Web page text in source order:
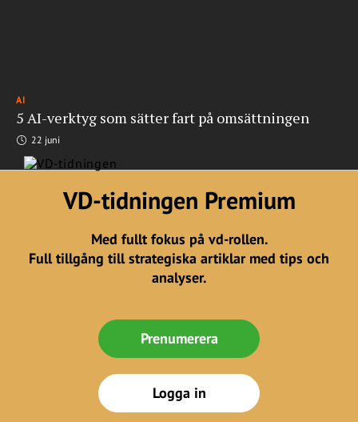
AI
5 AI-verktyg som sätter fart på omsättningen
22 juni
VD-tidningen Premium
Med fullt fokus på vd-rollen.
Full tillgång till strategiska artiklar med tips och
analyser.
Prenumerera
Logga in